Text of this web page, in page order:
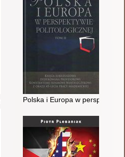
Stanów Zjednoczonych
Polska i Europa w